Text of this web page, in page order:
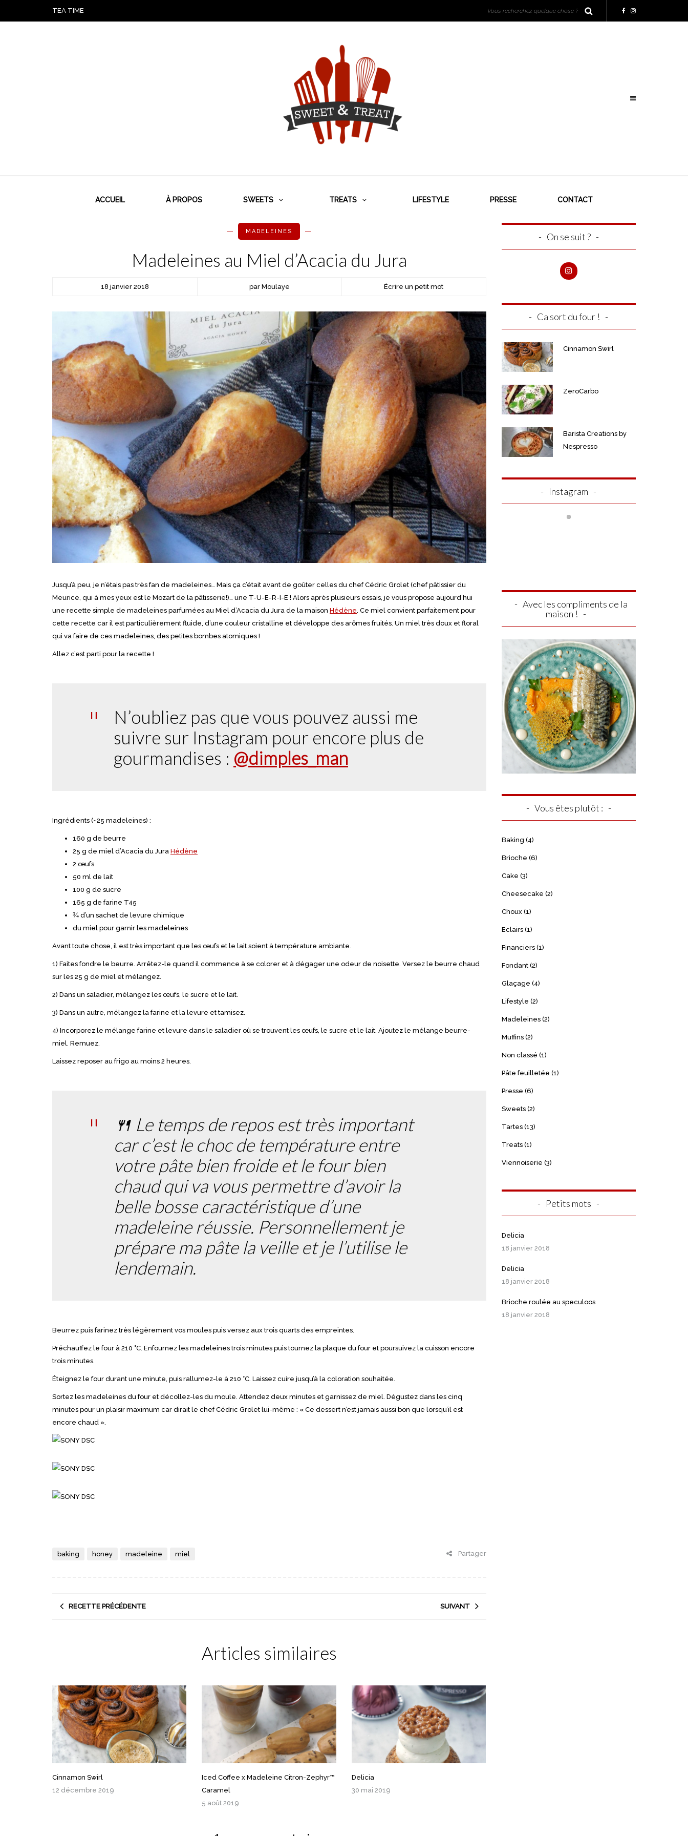
TEA TIME
ACCUEIL À PROPOS SWEETS TREATS LIFESTYLE PRESSE CONTACT
MADELEINES
Madeleines au Miel d’Acacia du Jura
18 janvier 2018 par Moulaye Écrire un petit mot
Jusqu’à peu, je n’étais pas très fan de madeleines… Mais ça c’était avant de goûter celles du chef Cédric Grolet (chef pâtissier du
Meurice, qui à mes yeux est le Mozart de la pâtisserie!)… une T-U-E-R-I-E ! Alors après plusieurs essais, je vous propose aujourd’hui
une recette simple de madeleines parfumées au Miel d’Acacia du Jura de la maison Hédène . Ce miel convient parfaitement pour
cette recette car il est particulièrement fluide, d’une couleur cristalline et développe des arômes fruités. Un miel très doux et floral
qui va faire de ces madeleines, des petites bombes atomiques !
Allez c’est parti pour la recette !
N’oubliez pas que vous pouvez aussi me
suivre sur Instagram pour encore plus de
gourmandises : @dimples_man
Ingrédients (~25 madeleines) :
160 g de beurre
25 g de miel d’Acacia du Jura Hédène
2 œufs
50 ml de lait
100 g de sucre
165 g de farine T45
¾ d’un sachet de levure chimique
du miel pour garnir les madeleines
Avant toute chose, il est très important que les œufs et le lait soient à température ambiante.
1) Faites fondre le beurre. Arrêtez-le quand il commence à se colorer et à dégager une odeur de noisette. Versez le beurre chaud
sur les 25 g de miel et mélangez.
2) Dans un saladier, mélangez les œufs, le sucre et le lait.
3) Dans un autre, mélangez la farine et la levure et tamisez.
4) Incorporez le mélange farine et levure dans le saladier où se trouvent les œufs, le sucre et le lait. Ajoutez le mélange beurre-
miel. Remuez.
Laissez reposer au frigo au moins 2 heures.
🍴 Le temps de repos est très important
car c’est le choc de température entre
votre pâte bien froide et le four bien
chaud qui va vous permettre d’avoir la
belle bosse caractéristique d’une
madeleine réussie. Personnellement je
prépare ma pâte la veille et je l’utilise le
lendemain.
Beurrez puis farinez très légèrement vos moules puis versez aux trois quarts des empreintes.
Préchauffez le four à 210 °C. Enfournez les madeleines trois minutes puis tournez la plaque du four et poursuivez la cuisson encore
trois minutes.
Éteignez le four durant une minute, puis rallumez-le à 210 °C. Laissez cuire jusqu’à la coloration souhaitée.
Sortez les madeleines du four et décollez-les du moule. Attendez deux minutes et garnissez de miel. Dégustez dans les cinq
minutes pour un plaisir maximum car dirait le chef Cédric Grolet lui-même : « Ce dessert n’est jamais aussi bon que lorsqu’il est
encore chaud ».
baking honey madeleine miel Partager
RECETTE PRÉCÉDENTE SUIVANT
Articles similaires
Cinnamon Swirl
12 décembre 2019
Iced Coffee x Madeleine Citron-Zephyr™
Caramel
5 août 2019
Delicia
30 mai 2019
On se suit ?
Ca sort du four !
Cinnamon Swirl
ZeroCarbo
Barista Creations by
Nespresso
Instagram
Avec les compliments de la
maison !
Vous êtes plutôt :
Baking (4)
Brioche (6)
Cake (3)
Cheesecake (2)
Choux(1)
Eclairs(1)
Financiers(1)
Fondant(2)
Glaçage (4)
Lifestyle (2)
Madeleines(2)
Muffins(2)
Non classé (1)
Pâte feuilletée (1)
Presse (6)
Sweets(2)
Tartes(13)
Treats(1)
Viennoiserie (3)
Petits mots
Delicia
18 janvier 2018
Delicia
18 janvier 2018
Brioche roulée au speculoos
18 janvier 2018